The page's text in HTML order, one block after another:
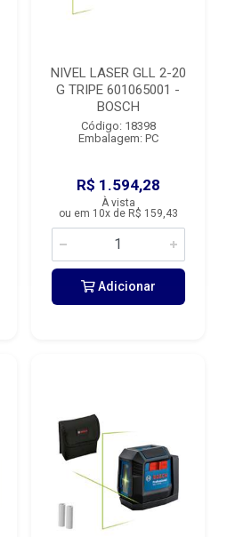
NIVEL LASER GLL 2-20
G TRIPE 601065001 -
BOSCH
Código: 18398
Embalagem: PC
R$ 1.594,28
À vista
ou em 10x de R$ 159,43
Adicionar